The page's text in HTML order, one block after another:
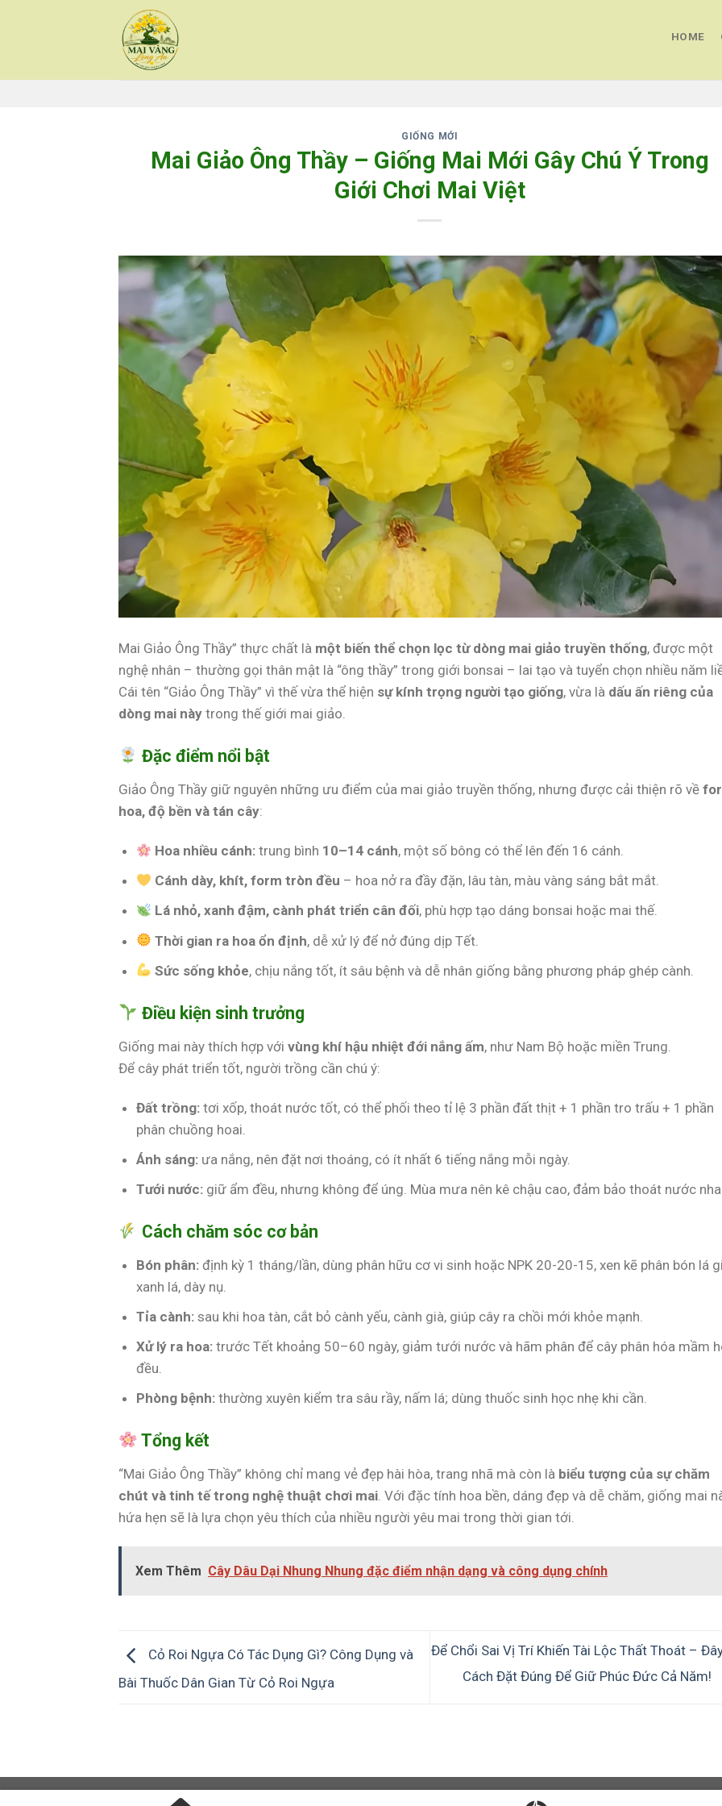
HOME
GIỐNG MỚI
Mai Giảo Ông Thầy – Giống Mai Mới Gây Chú Ý Trong
Giới Chơi Mai Việt
Mai Giảo Ông Thầy” thực chất là một biến thể chọn lọc từ dòng mai giảo truyền thống, được một
nghệ nhân – thường gọi thân mật là “ông thầy” trong giới bonsai – lai tạo và tuyển chọn nhiều năm
Cái tên “Giảo Ông Thầy” vì thế vừa thể hiện sự kính trọng người tạo giống, vừa là dấu ấn riêng của
dòng mai này trong thế giới mai giảo.
Đặc điểm nổi bật
Giảo Ông Thầy giữ nguyên những ưu điểm của mai giảo truyền thống, nhưng được cải thiện rõ về
hoa, độ bền và tán cây:
Hoa nhiều cánh: trung bình 10–14 cánh, một số bông có thể lên đến 16 cánh.
Cánh dày, khít, form tròn đều – hoa nở ra đầy đặn, lâu tàn, màu vàng sáng bắt mắt.
Lá nhỏ, xanh đậm, cành phát triển cân đối, phù hợp tạo dáng bonsai hoặc mai thế.
Thời gian ra hoa ổn định, dễ xử lý để nở đúng dịp Tết.
Sức sống khỏe, chịu nắng tốt, ít sâu bệnh và dễ nhân giống bằng phương pháp ghép cành.
Điều kiện sinh trưởng
Giống mai này thích hợp với vùng khí hậu nhiệt đới nắng ấm, như Nam Bộ hoặc miền Trung.
Để cây phát triển tốt, người trồng cần chú ý:
Đất trồng: tơi xốp, thoát nước tốt, có thể phối theo tỉ lệ 3 phần đất thịt + 1 phần tro trấu + 1 phần
phân chuồng hoai.
Ánh sáng: ưa nắng, nên đặt nơi thoáng, có ít nhất 6 tiếng nắng mỗi ngày.
Tưới nước: giữ ẩm đều, nhưng không để úng. Mùa mưa nên kê chậu cao, đảm bảo thoát nước
Cách chăm sóc cơ bản
Bón phân: định kỳ 1 tháng/lần, dùng phân hữu cơ vi sinh hoặc NPK 20-20-15, xen kẽ phân bón lá
xanh lá, dày nụ.
Tỉa cành: sau khi hoa tàn, cắt bỏ cành yếu, cành già, giúp cây ra chồi mới khỏe mạnh.
Xử lý ra hoa: trước Tết khoảng 50–60 ngày, giảm tưới nước và hãm phân để cây phân hóa mầm
đều.
Phòng bệnh: thường xuyên kiểm tra sâu rầy, nấm lá; dùng thuốc sinh học nhẹ khi cần.
Tổng kết
“Mai Giảo Ông Thầy” không chỉ mang vẻ đẹp hài hòa, trang nhã mà còn là biểu tượng của sự chăm
chút và tinh tế trong nghệ thuật chơi mai . Với đặc tính hoa bền, dáng đẹp và dễ chăm, giống mai
hứa hẹn sẽ là lựa chọn yêu thích của nhiều người yêu mai trong thời gian tới.
Xem Thêm Cây Dâu Dại Nhung Nhung đặc điểm nhận dạng và công dụng chính
Cỏ Roi Ngựa Có Tác Dụng Gì? Công Dụng và
Bài Thuốc Dân Gian Từ Cỏ Roi Ngựa
Để Chổi Sai Vị Trí Khiến Tài Lộc Thất Thoát –
Cách Đặt Đúng Để Giữ Phúc Đức Cả Năm!